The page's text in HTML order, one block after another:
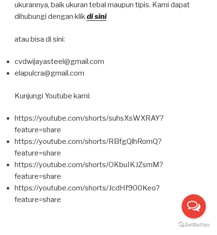
ukurannya, baik ukuran tebal maupun tipis. Kami dapat
dihubungi dengan klikdi sini
atau bisa di sini:
cvdwijayasteel@gmail.com
elapulcra@gmail.com
Kunjungi Youtube kami:
https://youtube.com/shorts/suhsXsWXRAY?
feature=share
https://youtube.com/shorts/RBfgQlhRomQ?
feature=share
https://youtube.com/shorts/OKbuIKJZsmM?
feature=share
https://youtube.com/shorts/JcdHf900Keo?
feature=share